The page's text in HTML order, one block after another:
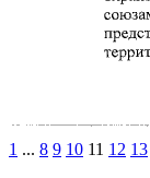
1 ... 8 9 10 11 12 13